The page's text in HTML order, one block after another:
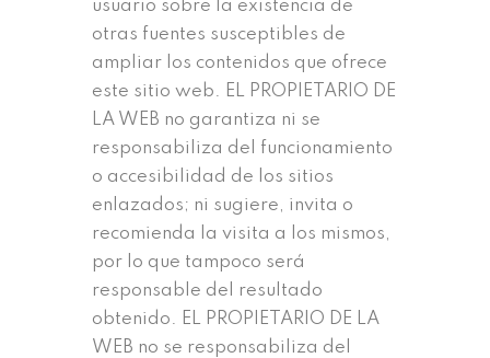
usuario sobre la existencia de
otras fuentes susceptibles de
ampliar los contenidos que ofrece
este sitio web. EL PROPIETARIO DE
LA WEB no garantiza ni se
responsabiliza del funcionamiento
o accesibilidad de los sitios
enlazados; ni sugiere, invita o
recomienda la visita a los mismos,
por lo que tampoco será
responsable del resultado
obtenido. EL PROPIETARIO DE LA
WEB no se responsabiliza del